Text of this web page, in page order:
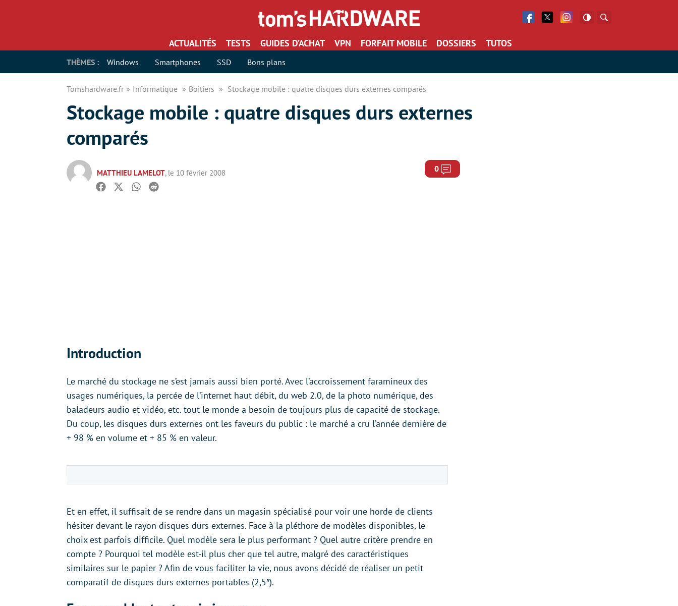
Facebook
Twitter Facebook
ACTUALITÉS TESTS GUIDES D’ACHAT VPN FORFAIT MOBILE DOSSIERS TUTOS
THÈMES : Windows Smartphones SSD Bons plans
Tomshardware.fr Informatique Boitiers Stockage mobile : quatre disques durs externes comparés
Stockage mobile : quatre disques durs externes
comparés
MATTHIEU LAMELOT, le 10 février 2008 0 Commentaires
Facebook
TwitterWhatsapp
Reddit
Introduction
Le marché du stockage ne s’est jamais aussi bien porté. Avec l’accroissement faramineux des
usages numériques, la percée de l’internet haut débit, du web 2.0, de la photo numérique, des
baladeurs audio et vidéo, etc. tout le monde a besoin de toujours plus de capacité de stockage.
Du coup, les disques durs externes ont les faveurs du public : le marché a cru l’année dernière de
+ 98 % en volume et + 85 % en valeur.
Et en effet, il suffisait de se rendre dans un magasin spécialisé pour voir une horde de clients
hésiter devant le rayon disques durs externes. Face à la pléthore de modèles disponibles, le
choix est parfois difficile. Quel modèle sera le plus performant ? Quel autre critère prendre en
compte ? Pourquoi tel modèle est-il plus cher que tel autre, malgré des caractéristiques
similaires sur le papier ? Afin de vous faciliter la vie, nous avons décidé de réaliser un petit
comparatif de disques durs externes portables (2,5″).